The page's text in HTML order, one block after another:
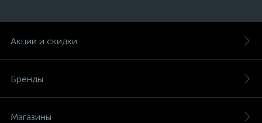
Акции и скидки
Бренды
Магазины